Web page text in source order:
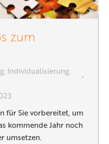
zum
, Individualisierung,
für Sie vorbereitet, um
kommende Jahr noch
umsetzen.